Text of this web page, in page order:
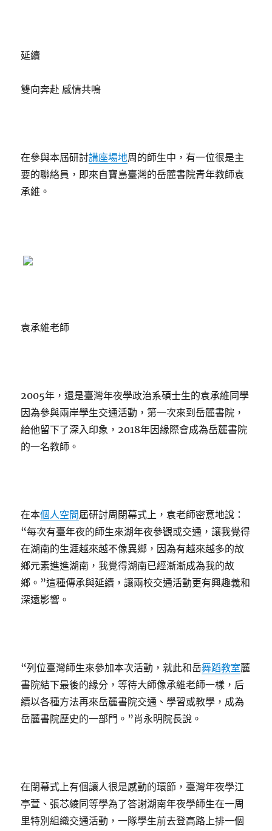
延續
雙向奔赴 感情共鳴
在參與本屆研討講座場地周的師生中，有一位很是主
要的聯絡員，即來自寶島臺灣的岳麓書院青年教師袁
承維。
袁承維老師
2005年，還是臺灣年夜學政治系碩士生的袁承維同學
因為參與兩岸學生交通活動，第一次來到岳麓書院，
給他留下了深入印象，2018年因緣際會成為岳麓書院
的一名教師。
在本個人空間屆研討周閉幕式上，袁老師密意地說：
“每次有臺年夜的師生來湖年夜參觀或交通，讓我覺得
在湖南的生涯越來越不像異鄉，因為有越來越多的故
鄉元素進進湖南，我覺得湖南已經漸漸成為我的故
鄉。”這種傳承與延續，讓兩校交通活動更有興趣義和
深遠影響。
“列位臺灣師生來參加本次活動，就此和岳舞蹈教室麓
書院結下最後的緣分，等待大師像承維老師一樣，后
續以各種方法再來岳麓書院交通、學習或教學，成為
岳麓書院歷史的一部門。”肖永明院長說。
在閉幕式上有個讓人很是感動的環節，臺灣年夜學江
亭萱、張芯綾同等學為了答謝湖南年夜學師生在一周
里特別組織交通活動，一隊學生前去登高路上排一個